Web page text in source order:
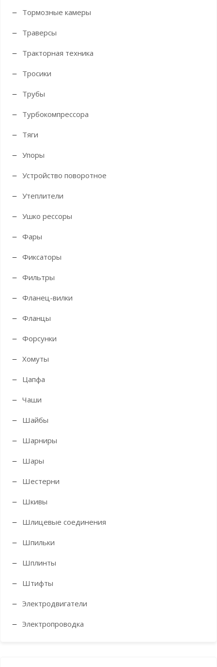
Тормозные камеры
Траверсы
Тракторная техника
Тросики
Трубы
Турбокомпрессора
Тяги
Упоры
Устройство поворотное
Утеплители
Ушко рессоры
Фары
Фиксаторы
Фильтры
Фланец-вилки
Фланцы
Форсунки
Хомуты
Цапфа
Чаши
Шайбы
Шарниры
Шары
Шестерни
Шкивы
Шлицевые соединения
Шпильки
Шплинты
Штифты
Электродвигатели
Электропроводка